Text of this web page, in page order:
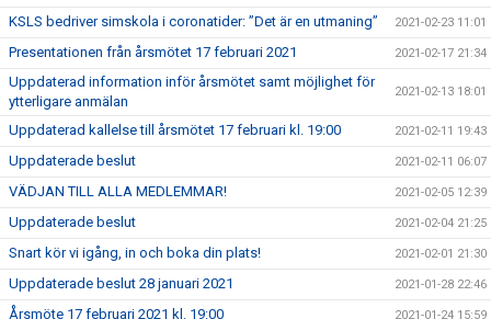
KSLS bedriver simskola i coronatider: ”Det är en utmaning” 2021-02-23 11:01
Presentationen från årsmötet 17 februari 2021 2021-02-17 21:34
Uppdaterad information inför årsmötet samt möjlighet för
ytterligare anmälan
2021-02-13 18:01
Uppdaterad kallelse till årsmötet 17 februari kl. 19:00 2021-02-11 19:43
Uppdaterade beslut 2021-02-11 06:07
VÄDJAN TILL ALLA MEDLEMMAR! 2021-02-05 12:39
Uppdaterade beslut 2021-02-04 21:25
Snart kör vi igång, in och boka din plats! 2021-02-01 21:30
Uppdaterade beslut 28 januari 2021 2021-01-28 22:46
Årsmöte 17 februari 2021 kl. 19:00 2021-01-24 15:59